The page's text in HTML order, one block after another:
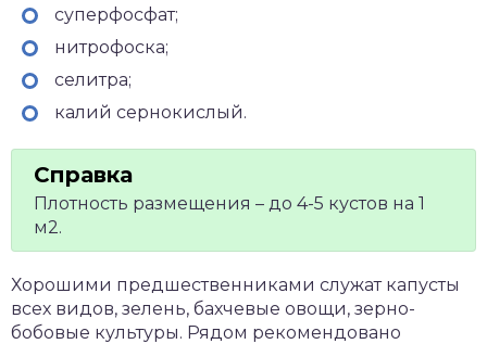
суперфосфат;
нитрофоска;
селитра;
калий сернокислый.
Плотность размещения – до 4-5 кустов на 1
м2.
Хорошими предшественниками служат капусты
всех видов, зелень, бахчевые овощи, зерно-
бобовые культуры. Рядом рекомендовано